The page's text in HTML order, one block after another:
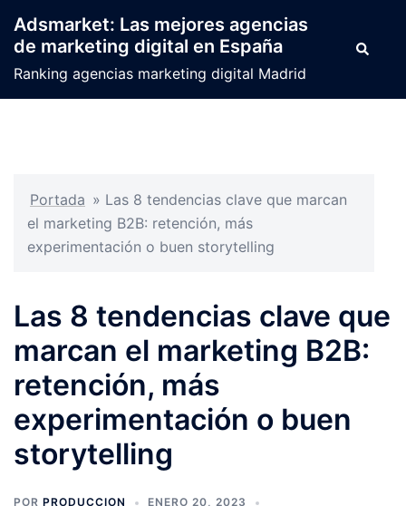
contenido
Adsmarket: Las mejores agencias
de marketing digital en España
Ranking agencias marketing digital Madrid
Buscar
Portada » Las 8 tendencias clave que marcan
el marketing B2B: retención, más
experimentación o buen storytelling
Las 8 tendencias clave que
marcan el marketing B2B:
retención, más
experimentación o buen
storytelling
POR PRODUCCION
ENERO 20, 2023